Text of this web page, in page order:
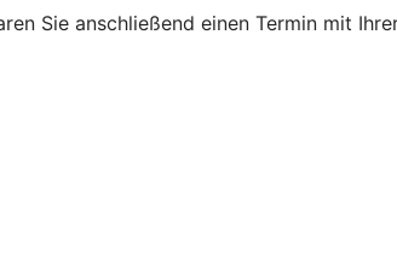
Sie anschließend einen Termin mit